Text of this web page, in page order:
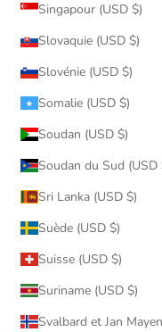
Singapour (USD $)
Slovaquie (USD $)
Slovénie (USD $)
Somalie (USD $)
Soudan (USD $)
Soudan du Sud (USD
Sri Lanka (USD $)
Suède (USD $)
Suisse (USD $)
Suriname (USD $)
Svalbard et Jan